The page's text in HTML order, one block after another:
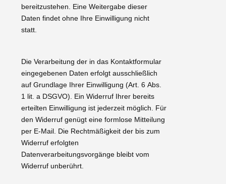
bereitzustehen. Eine Weitergabe dieser
Daten findet ohne Ihre Einwilligung nicht
statt.
Die Verarbeitung der in das Kontaktformular
eingegebenen Daten erfolgt ausschließlich
auf Grundlage Ihrer Einwilligung (Art. 6 Abs.
1 lit. a DSGVO). Ein Widerruf Ihrer bereits
erteilten Einwilligung ist jederzeit möglich. Für
den Widerruf genügt eine formlose Mitteilung
per E-Mail. Die Rechtmäßigkeit der bis zum
Widerruf erfolgten
Datenverarbeitungsvorgänge bleibt vom
Widerruf unberührt.